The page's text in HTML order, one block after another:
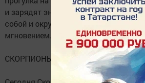
и зарядят энергией. Проведите этот
собой и окружающим миром,
мгновением.
СКОРПИОНЫ